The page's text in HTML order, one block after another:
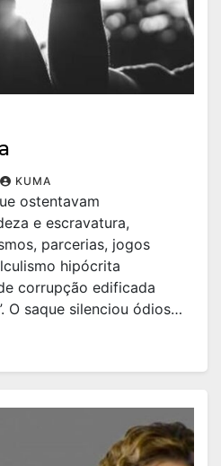
KUMA
ostentavam
e escravatura,
parcerias, jogos
hipócrita
corrupção edificada
O saque silenciou ódios…